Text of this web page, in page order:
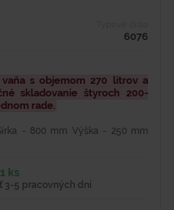
6076
s objemom 270 litrov a
skladovanie štyroch 200-
rade.
- 800 mm Výška - 250 mm
ks
3-5 pracovných dní